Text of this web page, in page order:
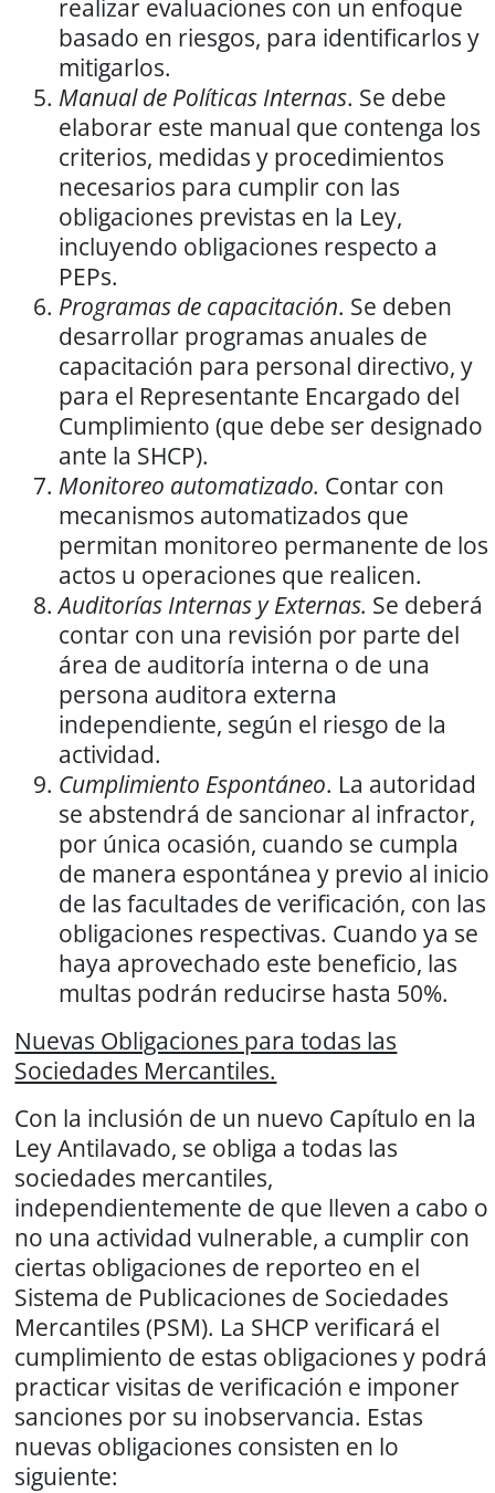
realizar evaluaciones con un enfoque
basado en riesgos, para identificarlos y
mitigarlos.
Manual de Políticas Internas. Se debe
elaborar este manual que contenga los
criterios, medidas y procedimientos
necesarios para cumplir con las
obligaciones previstas en la Ley,
incluyendo obligaciones respecto a
PEPs.
Programas de capacitación. Se deben
desarrollar programas anuales de
capacitación para personal directivo, y
para el Representante Encargado del
Cumplimiento (que debe ser designado
ante la SHCP).
Monitoreo automatizado. Contar con
mecanismos automatizados que
permitan monitoreo permanente de los
actos u operaciones que realicen.
Auditorías Internas y Externas. Se deberá
contar con una revisión por parte del
área de auditoría interna o de una
persona auditora externa
independiente, según el riesgo de la
actividad.
Cumplimiento Espontáneo. La autoridad
se abstendrá de sancionar al infractor,
por única ocasión, cuando se cumpla
de manera espontánea y previo al inicio
de las facultades de verificación, con las
obligaciones respectivas. Cuando ya se
haya aprovechado este beneficio, las
multas podrán reducirse hasta 50%.
Nuevas Obligaciones para todas las
Sociedades Mercantiles.
Con la inclusión de un nuevo Capítulo en la
Ley Antilavado, se obliga a todas las
sociedades mercantiles,
independientemente de que lleven a cabo o
no una actividad vulnerable, a cumplir con
ciertas obligaciones de reporteo en el
Sistema de Publicaciones de Sociedades
Mercantiles (PSM). La SHCP verificará el
cumplimiento de estas obligaciones y podrá
practicar visitas de verificación e imponer
sanciones por su inobservancia. Estas
nuevas obligaciones consisten en lo
siguiente: